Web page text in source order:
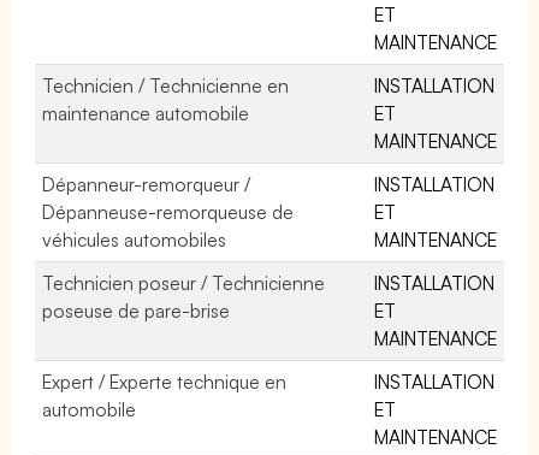
ET
MAINTENANCE
Technicien / Technicienne en
maintenance automobile
INSTALLATION
ET
MAINTENANCE
Dépanneur-remorqueur /
Dépanneuse-remorqueuse de
véhicules automobiles
INSTALLATION
ET
MAINTENANCE
Technicien poseur / Technicienne
poseuse de pare-brise
INSTALLATION
ET
MAINTENANCE
Expert / Experte technique en
automobile
INSTALLATION
ET
MAINTENANCE